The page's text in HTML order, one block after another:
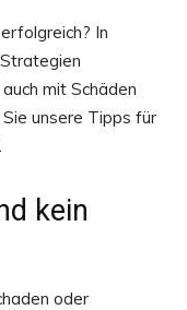
In
mit Schäden
unsere Tipps für
kein
oder